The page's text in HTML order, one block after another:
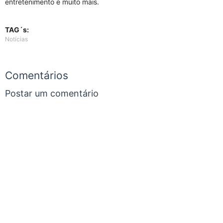
entretenimento e muito mais.
TAG´s:
Notícias
Comentários
Postar um comentário